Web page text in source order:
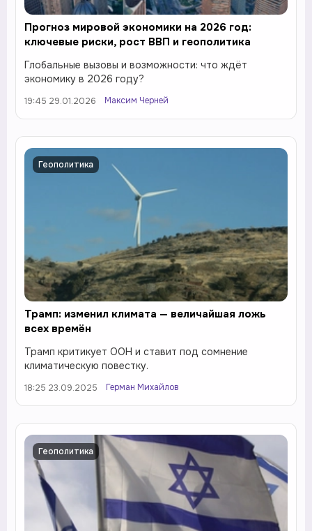
Прогноз мировой экономики на 2026 год:
ключевые риски, рост ВВП и геополитика
Глобальные вызовы и возможности: что ждёт
экономику в 2026 году?
19:45 29.01.2026 Максим Черней
Геополитика
Трамп: изменил климата — величайшая ложь
всех времён
Трамп критикует ООН и ставит под сомнение
климатическую повестку.
18:25 23.09.2025 Герман Михайлов
Геополитика